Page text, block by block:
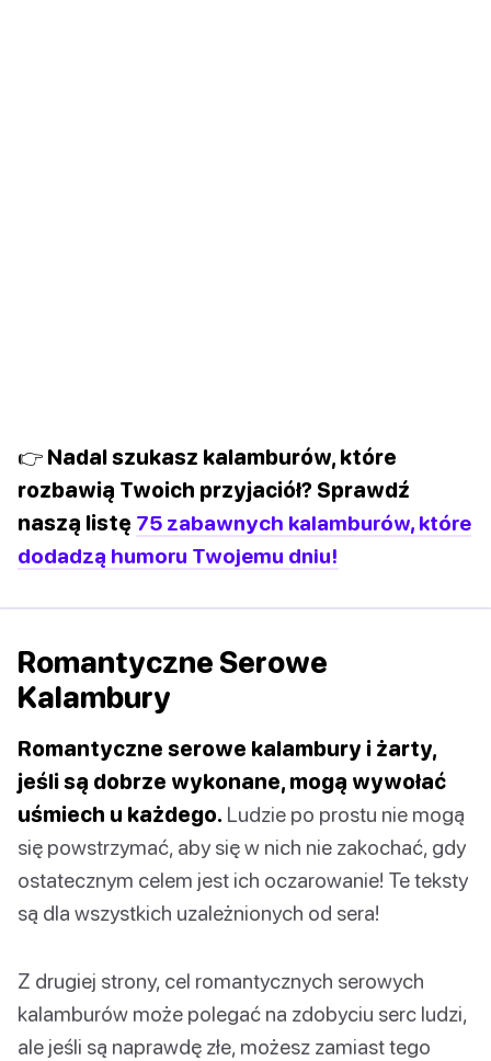
👉 Nadal szukasz kalamburów, które
rozbawią Twoich przyjaciół? Sprawdź
naszą listę 75 zabawnych kalamburów, które
dodadzą humoru Twojemu dniu!
Romantyczne Serowe
Kalambury
Romantyczne serowe kalambury i żarty,
jeśli są dobrze wykonane, mogą wywołać
uśmiech u każdego. Ludzie po prostu nie mogą
się powstrzymać, aby się w nich nie zakochać, gdy
ostatecznym celem jest ich oczarowanie! Te teksty
są dla wszystkich uzależnionych od sera!
Z drugiej strony, cel romantycznych serowych
kalamburów może polegać na zdobyciu serc ludzi,
ale jeśli są naprawdę złe, możesz zamiast tego